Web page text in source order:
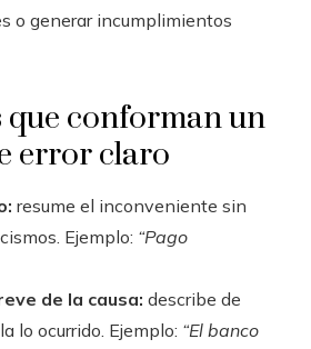
o generar incumplimientos
que conforman un
error claro
resume el inconveniente sin
Ejemplo: “Pago
de la causa: describe de
lo ocurrido. Ejemplo: “El banco